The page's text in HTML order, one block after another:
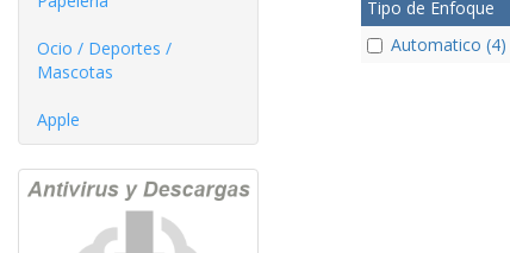
Ocio / Deportes /
Mascotas
Apple
Tipo de Enfoque
Automatico (4)